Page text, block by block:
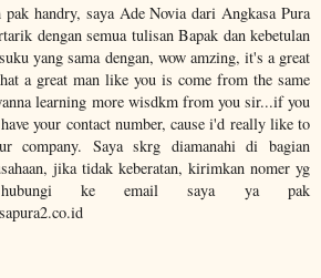
pak handry, saya Ade Novia dari Angkasa Pura
dengan semua tulisan Bapak dan kebetulan
yang sama dengan, wow amzing, it's a great
a great man like you is come from the same
learning more wisdkm from you sir...if you
your contact number, cause i'd really like to
company. Saya skrg diamanahi di bagian
jika tidak keberatan, kirimkan nomer yg
ke email saya ya pak